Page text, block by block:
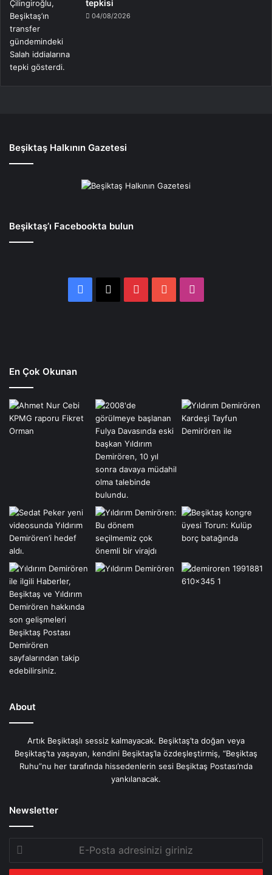
tepkisi
04/08/2026
Beşiktaş Halkının Gazetesi
Beşiktaş’ı Facebookta bulun
Facebook
X PinterestYouTube
En Çok Okunan
About
Artık Beşiktaşlı sessiz kalmayacak. Beşiktaş’ta doğan veya
Beşiktaş’ta yaşayan, kendini Beşiktaş’la özdeşleştirmiş, “Beşiktaş
Ruhu”nu her tarafında hissedenlerin sesi Beşiktaş Postası’nda
yankılanacak.
Newsletter
Posta
adresinizi